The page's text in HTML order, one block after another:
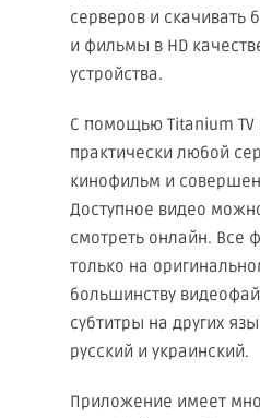
серверов и скачивать
и фильмы в HD
устройства.
С помощью Titanium
практически любой
кинофильм и
Доступное видео
смотреть онлайн. Все
только на
большинству
субтитры на других
русский и украинский.
Приложение имеет